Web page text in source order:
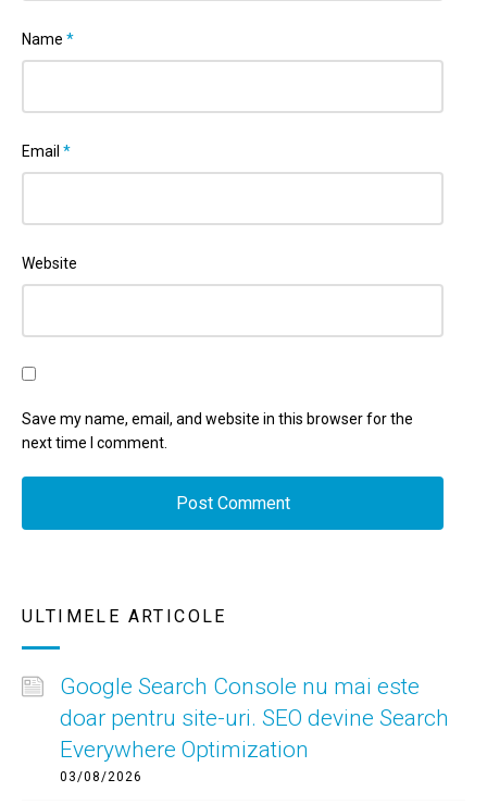
Name *
Email *
Website
Save my name, email, and website in this browser for the
next time I comment.
ULTIMELE ARTICOLE
Google Search Console nu mai este
doar pentru site-uri. SEO devine Search
Everywhere Optimization
03/08/2026